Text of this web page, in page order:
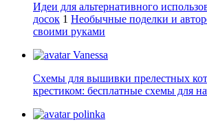
Идеи для альтернативного
досок 1 Необычные поделки и
своими руками
Vanessa
Схемы для вышивки прелестных
крестиком: бесплатные схемы для
polinka